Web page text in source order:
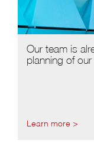
Our team is
planning of
Learn more >